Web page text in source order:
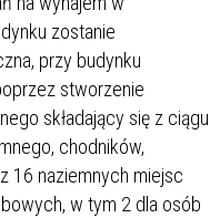
zostanie
przy budynku
stworzenie
składający się z ciągu
chodników,
16 naziemnych miejsc
w tym 2 dla osób